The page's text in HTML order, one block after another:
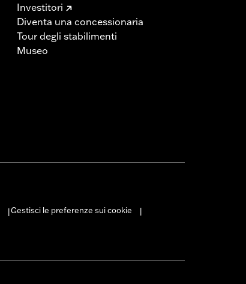
Investitori
Diventa una concessionaria
Tour degli stabilimenti
Museo
Gestisci le preferenze sui cookie